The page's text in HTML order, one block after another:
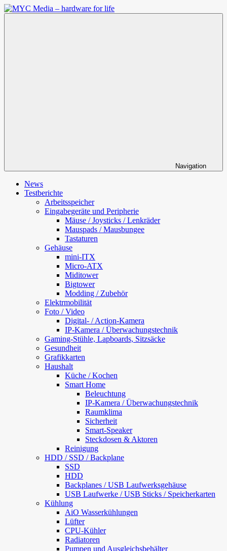
Zum
Inhalt
Navigation
News
Testberichte
Arbeitsspeicher
Eingabegeräte und Peripherie
Mäuse / Joysticks / Lenkräder
Mauspads / Mausbungee
Tastaturen
Gehäuse
mini-ITX
Micro-ATX
Miditower
Bigtower
Modding / Zubehör
Elektrmobilität
Foto / Video
Digital- / Action-Kamera
IP-Kamera / Überwachungstechnik
Gaming-Stühle, Lapboards, Sitzsäcke
Gesundheit
Grafikkarten
Haushalt
Küche / Kochen
Smart Home
Beleuchtung
IP-Kamera / Überwachungstechnik
Raumklima
Sicherheit
Smart-Speaker
Steckdosen & Aktoren
Reinigung
HDD / SSD / Backplane
SSD
HDD
Backplanes / USB Laufwerksgehäuse
USB Laufwerke / USB Sticks / Speicherkarten
Kühlung
AiO Wasserkühlungen
Lüfter
CPU-Kühler
Radiatoren
Pumpen und Ausgleichsbehälter